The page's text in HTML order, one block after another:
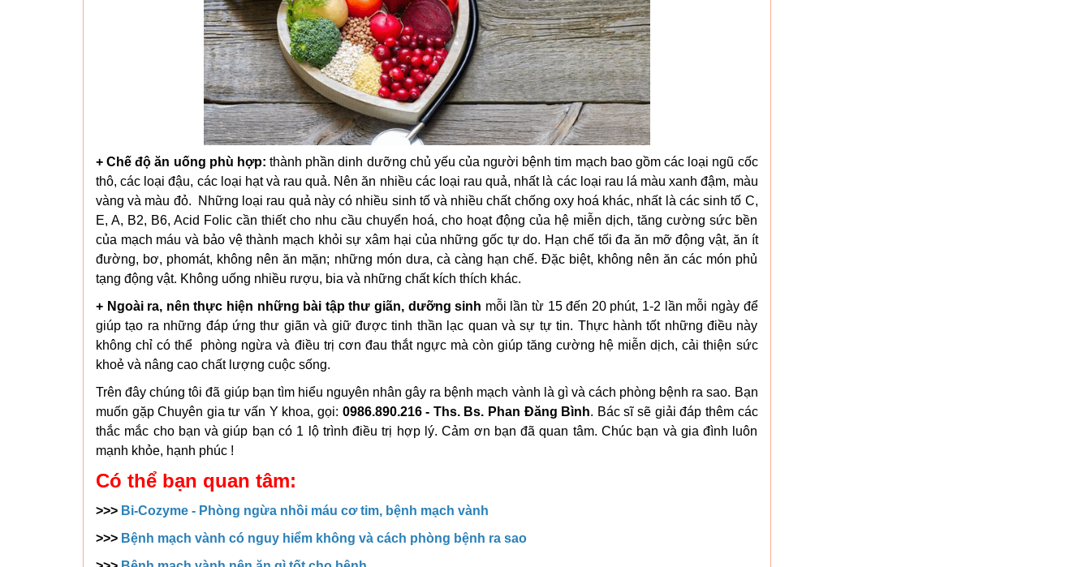
+ Chế độ ăn uống phù hợp: thành phần dinh dưỡng chủ yếu của người bệnh tim mạch bao gồm các loại ngũ cốc
thô, các loại đậu, các loại hạt và rau quả. Nên ăn nhiều các loại rau quả, nhất là các loại rau lá màu xanh đậm, màu
vàng và màu đỏ. Những loại rau quả này có nhiều sinh tố và nhiều chất chống oxy hoá khác, nhất là các sinh tố C,
E, A, B2, B6, Acid Folic cần thiết cho nhu cầu chuyển hoá, cho hoạt động của hệ miễn dịch, tăng cường sức bền
của mạch máu và bảo vệ thành mạch khỏi sự xâm hại của những gốc tự do. Hạn chế tối đa ăn mỡ động vật, ăn ít
đường, bơ, phomát, không nên ăn mặn; những món dưa, cà càng hạn chế. Đặc biệt, không nên ăn các món phủ
tạng động vật. Không uống nhiều rượu, bia và những chất kích thích khác.
+ Ngoài ra, nên thực hiện những bài tập thư giãn, dưỡng sinh mỗi lần từ 15 đến 20 phút, 1-2 lần mỗi ngày để
giúp tạo ra những đáp ứng thư giãn và giữ được tinh thần lạc quan và sự tự tin. Thực hành tốt những điều này
không chỉ có thể phòng ngừa và điều trị cơn đau thắt ngực mà còn giúp tăng cường hệ miễn dịch, cải thiện sức
khoẻ và nâng cao chất lượng cuộc sống.
Trên đây chúng tôi đã giúp bạn tìm hiểu nguyên nhân gây ra bệnh mạch vành là gì và cách phòng bệnh ra sao. Bạn
muốn gặp Chuyên gia tư vấn Y khoa, gọi: 0986.890.216 - Ths. Bs. Phan Đăng Bình. Bác sĩ sẽ giải đáp thêm các
thắc mắc cho bạn và giúp bạn có 1 lộ trình điều trị hợp lý. Cảm ơn bạn đã quan tâm. Chúc bạn và gia đình luôn
mạnh khỏe, hạnh phúc !
Có thể bạn quan tâm:
>>> Bi-Cozyme - Phòng ngừa nhồi máu cơ tim, bệnh mạch vành
>>> Bệnh mạch vành có nguy hiểm không và cách phòng bệnh ra sao